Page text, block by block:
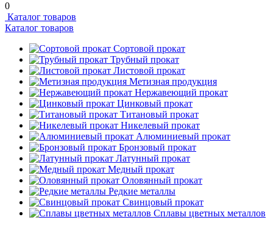
0
Каталог товаров
Каталог товаров
Сортовой прокат
Трубный прокат
Листовой прокат
Метизная продукция
Нержавеющий прокат
Цинковый прокат
Титановый прокат
Никелевый прокат
Алюминиевый прокат
Бронзовый прокат
Латунный прокат
Медный прокат
Оловянный прокат
Редкие металлы
Свинцовый прокат
Сплавы цветных металлов